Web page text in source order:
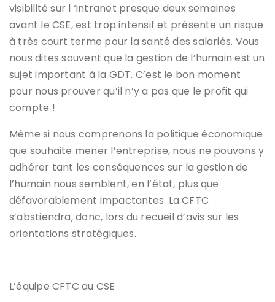
visibilité sur l ‘intranet presque deux semaines
avant le CSE, est trop intensif et présente un risque
à très court terme pour la santé des salariés. Vous
nous dites souvent que la gestion de l’humain est un
sujet important à la GDT. C’est le bon moment
pour nous prouver qu’il n’y a pas que le profit qui
compte !
Même si nous comprenons la politique économique
que souhaite mener l’entreprise, nous ne pouvons y
adhérer tant les conséquences sur la gestion de
l’humain nous semblent, en l’état, plus que
défavorablement impactantes. La CFTC
s’abstiendra, donc, lors du recueil d’avis sur les
orientations stratégiques.
L’équipe CFTC au CSE